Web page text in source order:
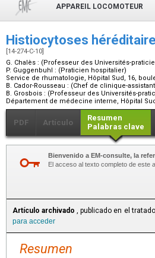
APPAREIL LOCOMOTEUR
Histiocytoses
[14-274-C-10]
G. Chalès : (Professeur des Universités-
P. Guggenbuhl : (Praticien hospitalier)
Service de rhumatologie, Hôpital Sud, 16,
B. Cador-Rousseau : (Chef de clinique-
B. Grosbois : (Professeur des Universités-
Département de médecine interne, Hôpital
PDF Artículo
Resumen
Palabras clave
Bienvenido a EM-consulte, la
El acceso al texto completo de este
Artículo archivado , publicado en el tratado
para acceder
Resumen